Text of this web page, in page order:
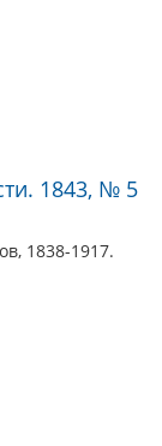
1843, № 5
1838-1917.